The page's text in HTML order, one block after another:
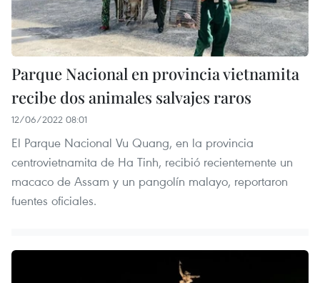
Parque Nacional en provincia vietnamita
recibe dos animales salvajes raros
12/06/2022 08:01
El Parque Nacional Vu Quang, en la provincia
centrovietnamita de Ha Tinh, recibió recientemente un
macaco de Assam y un pangolín malayo, reportaron
fuentes oficiales.